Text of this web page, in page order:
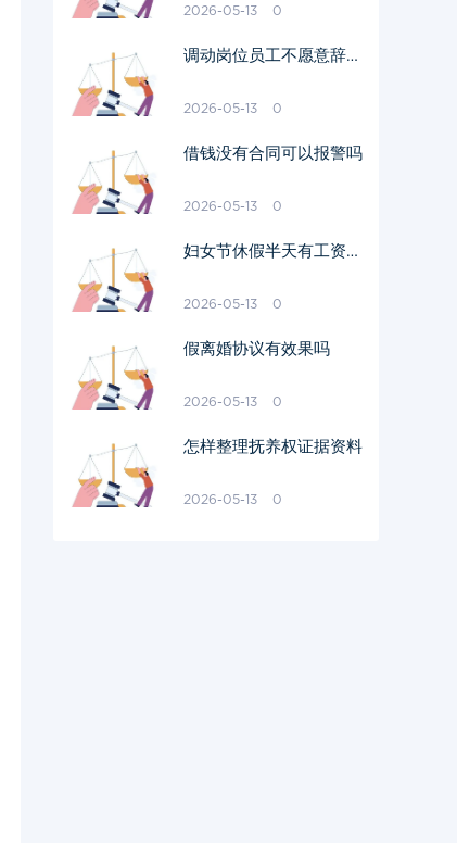
2026-05-13 0
调动岗位员工不愿意辞职
2026-05-13 0
借钱没有合同可以报警吗
2026-05-13 0
妇女节休假半天有工资吗
2026-05-13 0
假离婚协议有效果吗
2026-05-13 0
怎样整理抚养权证据资料
2026-05-13 0